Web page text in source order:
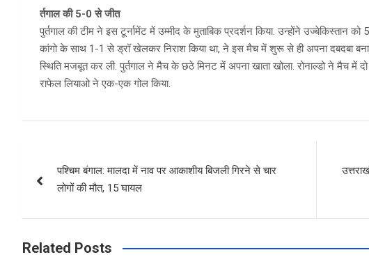
र्तगाल की 5-0 से जीत
पुर्तगाल की टीम ने इस टूर्नामेंट में उम्मीद के मुताबिक प्रदर्शन किया. उन्होंने
कांगो के साथ 1-1 से ड्रॉ खेलकर निराश किया था, ने इस मैच में शुरू से ही अपना दबदबा
स्थिति मजबूत कर ली. पुर्तगाल ने मैच के छठे मिनट में अपना खाता खोला. रोनाल्डो ने मैच
राफेल लियाओ ने एक-एक गोल किया.
navigation
पश्चिम बंगाल: मालदा में नाव पर आकाशीय बिजली गिरने से चार
लोगों की मौत, 15 घायल
Related Posts